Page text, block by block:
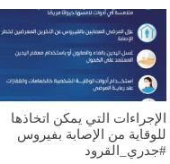
الإجراءات التي يمكن اتخاذها
للوقاية من الإصابة بفيروس
#جدري_القرود